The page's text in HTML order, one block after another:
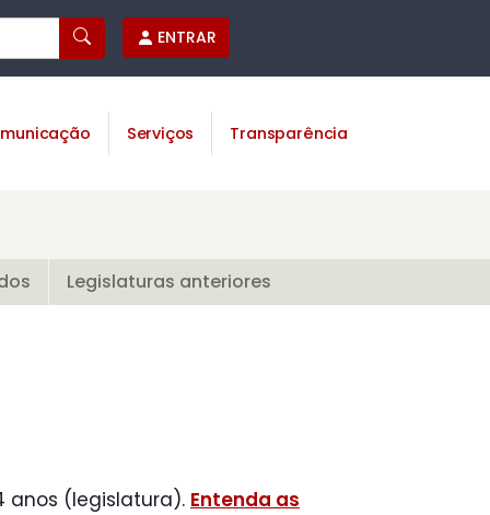
ENTRAR
Serviços Transparência
Legislaturas anteriores
anos (legislatura). Entenda as